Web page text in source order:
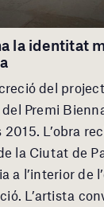
la identitat
del
Premi
2015. L’obra
la Ciutat de
a l’interior de
L’artista